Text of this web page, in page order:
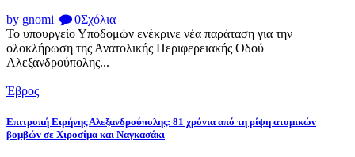
by gnomi 0Σχόλια
Το υπουργείο Υποδομών ενέκρινε νέα παράταση για την
ολοκλήρωση της Ανατολικής Περιφερειακής Οδού
Αλεξανδρούπολης...
Έβρος
Επιτροπή Ειρήνης Αλεξανδρούπολης: 81 χρόνια από τη ρίψη ατομικών
βομβών σε Χιροσίμα και Ναγκασάκι